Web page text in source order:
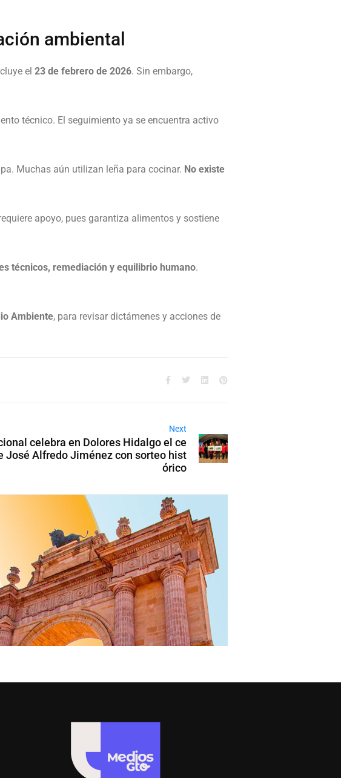
ambiental
el 23 de febrero de 2026. Sin embargo,
técnico. El seguimiento ya se encuentra activo
Muchas aún utilizan leña para cocinar. No existe
apoyo, pues garantiza alimentos y sostiene
técnicos, remediación y equilibrio humano.
Ambiente, para revisar dictámenes y acciones de
Next
celebra en Dolores Hidalgo el ce
José Alfredo Jiménez con sorteo hist
órico